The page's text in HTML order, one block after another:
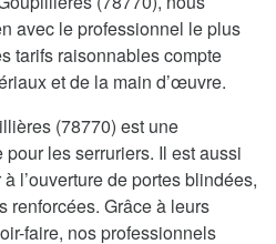
avec le professionnel le plus
tarifs raisonnables compte
et de la main d’œuvre.
(78770) est une
les serruriers. Il est aussi
l’ouverture de portes blindées,
renforcées. Grâce à leurs
faire, nos professionnels